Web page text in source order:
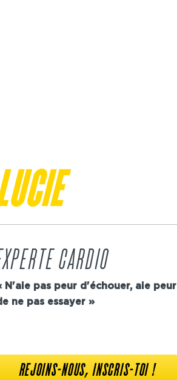
CARDIO
N'aie pas peur d'échouer, aie peur
ne pas essayer »
REJOINS-NOUS, INSCRIS-TOI !